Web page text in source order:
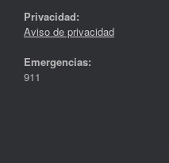
Privacidad:
Aviso de privacidad
Emergencias:
911